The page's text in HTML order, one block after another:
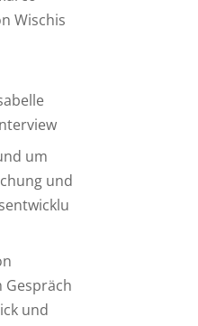
Wischis
um
und
Gespräch
und